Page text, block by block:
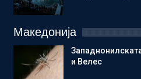
Македонија
и Велес